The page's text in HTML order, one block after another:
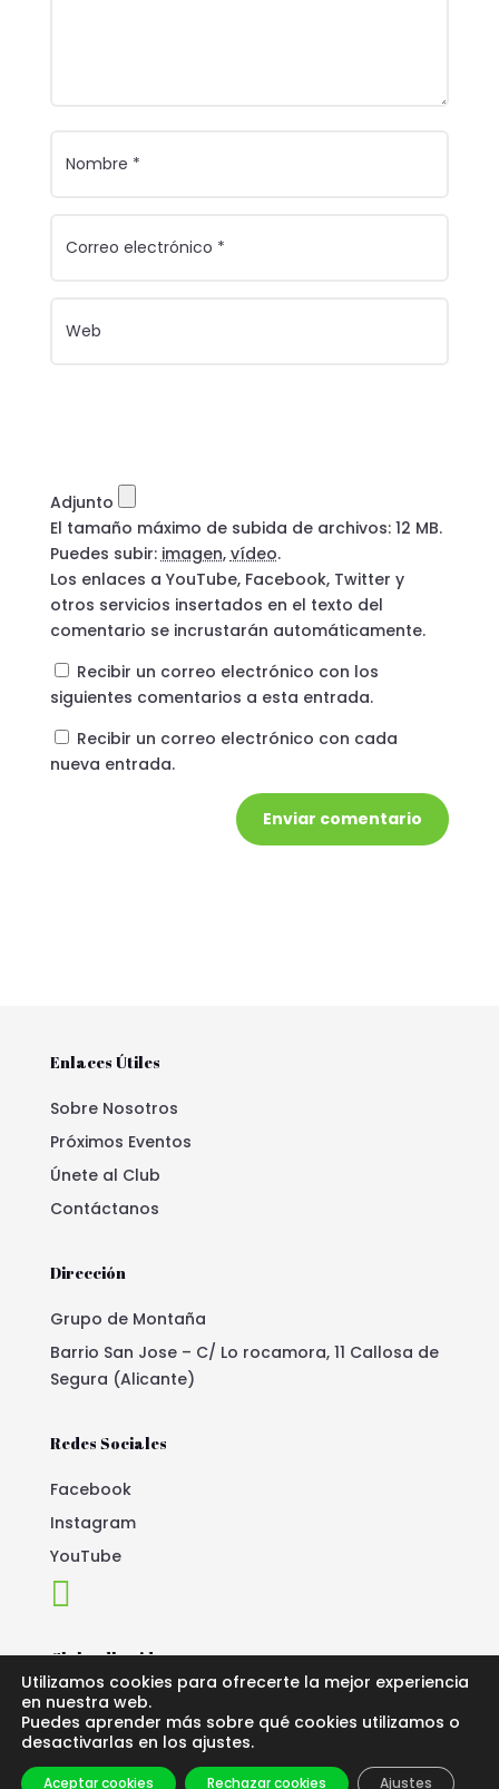
Adjunto
El tamaño máximo de subida de archivos: 12 MB.
Puedes subir:imagen, vídeo.
Los enlaces a YouTube, Facebook, Twitter y
otros servicios insertados en el texto del
comentario se incrustarán automáticamente.
Recibir un correo electrónico con los
siguientes comentarios a esta entrada.
Recibir un correo electrónico con cada
nueva entrada.
Enviar comentario
Enlaces Útiles
Sobre Nosotros
Próximos Eventos
Únete al Club
Contáctanos
Dirección
Grupo de Montaña
Barrio San Jose – C/ Lo rocamora, 11 Callosa de
Segura (Alicante)
Redes Sociales
Facebook
Instagram
YouTube

Club adherido
40ª Aniversario
Utilizamos cookies para ofrecerte la mejor experiencia
en nuestra web.
Puedes aprender más sobre qué cookies utilizamos o
desactivarlas en los ajustes.
Aceptar cookies Rechazar cookies Ajustes